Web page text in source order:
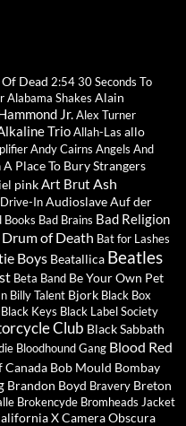
Dead 2:5430 Seconds To
Alabama Shakes Alain
Jr.Alex Turner
TrioAllah-Las allo
Andy Cairns Angels And
A Place To Bury Strangers
pinkArt Brut Ash
InAudioslaveAuf der
Books Bad Brains Bad Religion
Drum of Death Bat for Lashes
Boys Beatallica Beatles
Beta Band Be Your Own Pet
Billy Talent Bjork Black Box
Black Keys Black Label Society
Club Black Sabbath
Bloodhound Gang Blood Red
Canada Bob Mould Bombay
Brandon Boyd Bravery Breton
Brokencyde Bromheads Jacket
XCamera Obscura